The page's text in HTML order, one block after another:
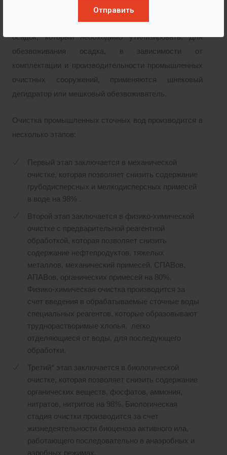
Отправить
Обезвоживание осадка.В процессе очистки стока в
отстойниках и флотаторах образуется шламовый
осадок, который необходимо утилизировать. Для
обезвоживания осадка, в зависимости от
комплектации и производительности промышленных
очистных сооружений, применяются шнековый
дегидратор или мешковый обезвоживатель.
Очистка промышленных сточных вод производится в
несколько этапов:
Первый этап заключается в механической
очистке, которая позволяет снизить содержание
грубодисперсных и мелкодисперсных примесей
в воде на 98% .
Второй этап заключается в физико-химической
очистке с предварительной реагентной
обработкой, которая позволяет снизить
содержание нефтепродуктов, тяжелых
металлов, механический примесей, СПАВов,
АПАВов, органических примесей на 80%.
Физико-химическая очистка производится за
счет введения в обрабатываемые сточные воды
специальных реагентов, которые образовывают
труднорастворимые хлопья, легко
отделяющиеся от воды, для последующего
обработки.
Третий* этап заключается в биологической
очистке, которая позволяет снизить содержание
органических веществ, фосфатов, аммония,
нитратов, нитритов на 98%. Биологическая
стадия очистки производится за счет
жизнедеятельности биоценоза активного ила,
работающего последовательно в анаэробных и
аэробных режимах.